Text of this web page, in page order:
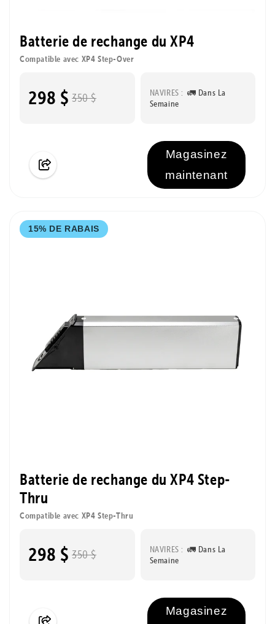
Batterie de rechange du XP4
Compatible avec XP4 Step-Over
298 $ 350 $ NAVIRES : 🚛 Dans La
Semaine
Magasinez
maintenant
15% DE RABAIS
Batterie de rechange du XP4 Step-
Thru
Compatible avec XP4 Step-Thru
298 $ 350 $ NAVIRES : 🚛 Dans La
Semaine
Magasinez